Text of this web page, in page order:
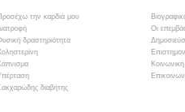
την καρδιά μου
δραστηριότητα
διαβήτης
Οι